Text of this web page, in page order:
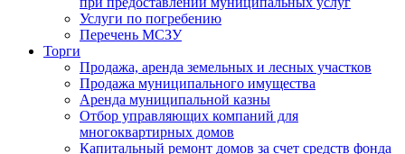
Услуги по погребению
Перечень МСЗУ
Торги
Продажа, аренда земельных и лесных участков
Продажа муниципального имущества
Аренда муниципальной казны
Отбор управляющих компаний для
многоквартирных домов
Капитальный ремонт домов за счет средств фонда